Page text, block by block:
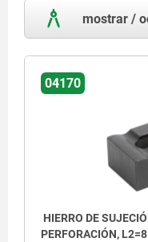
mostrar /
04170
HIERRO DE
PERFORACIÓN,